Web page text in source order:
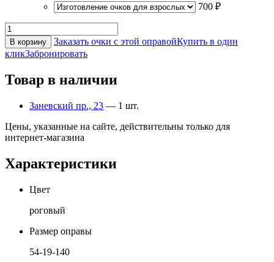
700 ₽
В корзину Заказать очки с этой оправойКупить в один
кликЗабронировать
Товар в наличии
Заневский пр., 23 — 1 шт.
Цены, указанные на сайте, действительны только для
интернет-магазина
Характеристики
Цвет
роговый
Размер оправы
54-19-140